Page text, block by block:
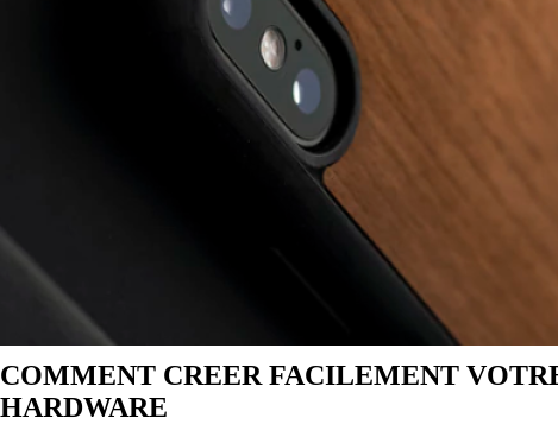
COMMENT CREER FACILEMENT
HARDWARE